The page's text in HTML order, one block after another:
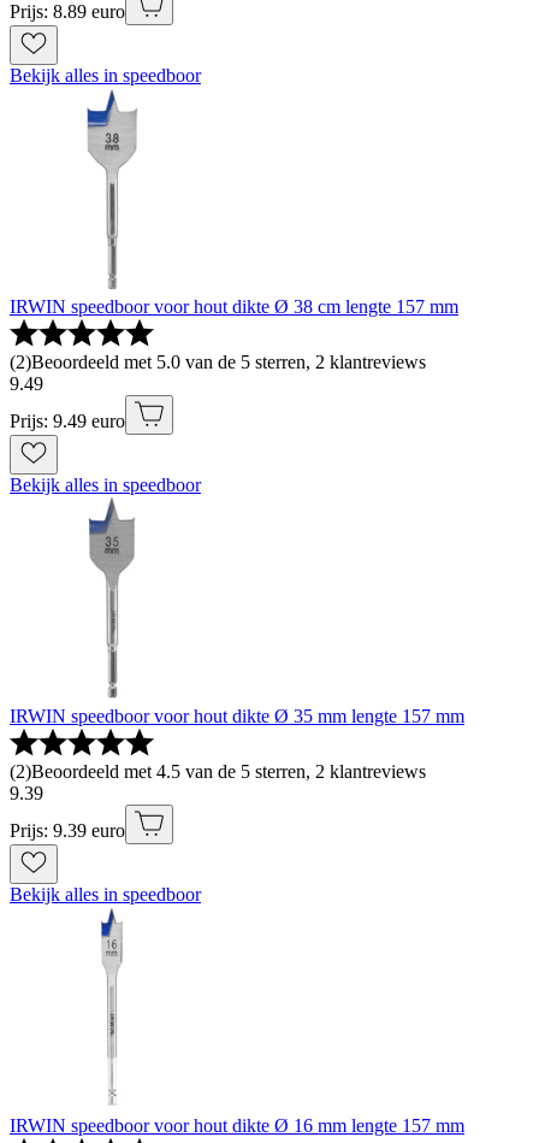
Prijs: 8.89 euro
Bekijk alles in speedboor
IRWIN speedboor voor hout dikte Ø 38 cm lengte 157 mm
(2)Beoordeeld met 5.0 van de 5 sterren, 2 klantreviews
9.49
Prijs: 9.49 euro
Bekijk alles in speedboor
IRWIN speedboor voor hout dikte Ø 35 mm lengte 157 mm
(2)Beoordeeld met 4.5 van de 5 sterren, 2 klantreviews
9.39
Prijs: 9.39 euro
Bekijk alles in speedboor
IRWIN speedboor voor hout dikte Ø 16 mm lengte 157 mm